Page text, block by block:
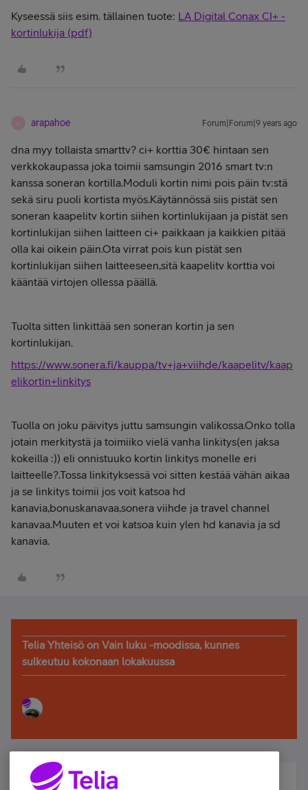
Kyseessä siis esim. tällainen tuote: LA Digital Conax CI+ -
kortinlukija (pdf)
arapahoe Forum|Forum|9 years ago
dna myy tollaista smarttv? ci+ korttia 30€ hintaan sen
verkkokaupassa joka toimii samsungin 2016 smart tv:n
kanssa soneran kortilla.Moduli kortin nimi pois päin tv:stä
sekä siru puoli kortista myös.Käytännössä siis pistät sen
soneran kaapelitv kortin siihen kortinlukijaan ja pistät sen
kortinlukijan siihen laitteen ci+ paikkaan ja kaikkien pitää
olla kai oikein päin.Ota virrat pois kun pistät sen
kortinlukijan siihen laitteeseen,sitä kaapelitv korttia voi
kääntää virtojen ollessa päällä.
Tuolta sitten linkittää sen soneran kortin ja sen
kortinlukijan.
https://www.sonera.fi/kauppa/tv+ja+viihde/kaapelitv/kaap
elikortin+linkitys
Tuolla on joku päivitys juttu samsungin valikossa.Onko tolla
jotain merkitystä ja toimiiko vielä vanha linkitys(en jaksa
kokeilla :)) eli onnistuuko kortin linkitys monelle eri
laitteelle?.Tossa linkityksessä voi sitten kestää vähän aikaa
ja se linkitys toimii jos voit katsoa hd
kanavia,bonuskanavaa,sonera viihde ja travel channel
kanavaa.Muuten et voi katsoa kuin ylen hd kanavia ja sd
kanavia.
Telia Yhteisö on Vain luku -moodissa, kunnes
sulkeutuu kokonaan lokakuussa
Älä jää paitsi – osallistu ja voita!